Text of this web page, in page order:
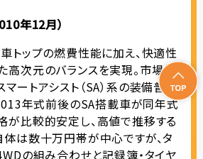
年12月）
トップの燃費性能に加え、快適性
高次元のバランスを実現。市場的
ートアシスト（SA）系の装備普及
年式前後のSA搭載車が同年式
が比較的安定し、高値で推移する
体は数十万円帯が中心ですが、タ
の組み合わせと記録簿・タイヤ